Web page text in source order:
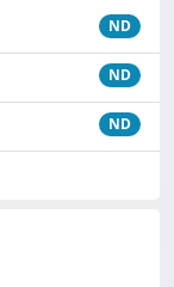
ND
ND
ND